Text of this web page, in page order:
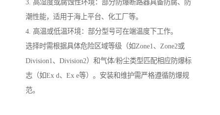
3. 高湿度或腐蚀性环境：部分防爆断路器具备防腐、防
潮性能，适用于海上平台、化工厂等。
4. 高温或低温环境：部分型号可在端温度下工作。
选择时需根据具体危险区域等级（如Zone1、Zone2或
Division1、Division2）和气体/粉尘类型匹配相应防爆标
志（如Ex d、Ex e等）。安装和维护需严格遵循防爆规
范。